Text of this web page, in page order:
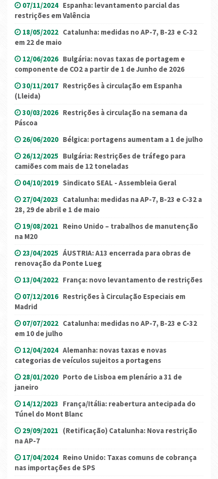
07/11/2024 Espanha: levantamento parcial das
restrições em Valência
18/05/2022 Catalunha: medidas no AP-7, B-23 e C-32
em 22 de maio
12/06/2026 Bulgária: novas taxas de portagem e
componente de CO2 a partir de 1 de Junho de 2026
30/11/2017 Restrições à circulação em Espanha
(Lleida)
30/03/2026 Restrições à circulação na semana da
Páscoa
26/06/2020 Bélgica: portagens aumentam a 1 de julho
26/12/2025 Bulgária: Restrições de tráfego para
camiões com mais de 12 toneladas
04/10/2019 Sindicato SEAL - Assembleia Geral
27/04/2023 Catalunha: medidas na AP-7, B-23 e C-32 a
28, 29 de abril e 1 de maio
19/08/2021 Reino Unido – trabalhos de manutenção
na M20
23/04/2025 ÁUSTRIA: A13 encerrada para obras de
renovação da Ponte Lueg
13/04/2022 França: novo levantamento de restrições
07/12/2016 Restrições à Circulação Especiais em
Madrid
07/07/2022 Catalunha: medidas no AP-7, B-23 e C-32
em 10 de julho
12/04/2024 Alemanha: novas taxas e novas
categorias de veículos sujeitos a portagens
28/01/2020 Porto de Lisboa em plenário a 31 de
janeiro
14/12/2023 França/Itália: reabertura antecipada do
Túnel do Mont Blanc
29/09/2021 (Retificação) Catalunha: Nova restrição
na AP-7
17/04/2024 Reino Unido: Taxas comuns de cobrança
nas importações de SPS